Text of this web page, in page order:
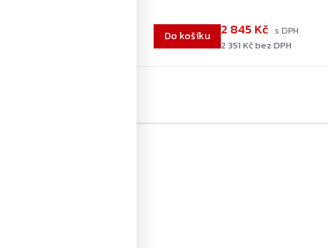
Do košíku
2 351 Kč bez DPH
2 845 Kč
Přejít do košíku